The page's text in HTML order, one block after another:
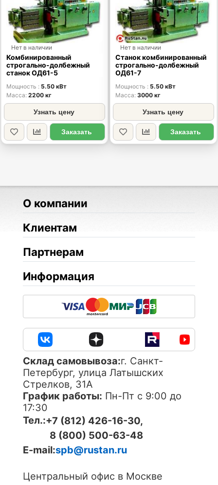
Нет в наличии
Комбинированный
строгально-долбежный
станок ОД61-5
Мощность
5.50 кВт
Масса 2200 кг
Узнать цену
Заказать
Нет в наличии
Станок комбинированный
строгально-долбежный
ОД61-7
Мощность
5.50 кВт
Масса 3000 кг
Узнать цену
Заказать
О компании
Клиентам
Партнерам
Информация
Cклад самовывоза:г. Санкт-
Петербург, улица Латышских
Стрелков, 31А
График работы: Пн-Пт с 9:00 до
17:30
Тел.:+7 (812) 426-16-30,
8 (800) 500-63-48
E-mail:spb@rustan.ru
Центральный офис в Москве